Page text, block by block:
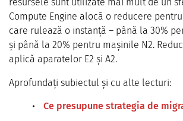
Compute Engine alocă o reducere
care rulează o instanță – până la 30%
și până la 20% pentru mașinile N2.
aplică aparatelor E2 și A2.
Aprofundați subiectul și cu alte lecturi:
Ce presupune strategia de